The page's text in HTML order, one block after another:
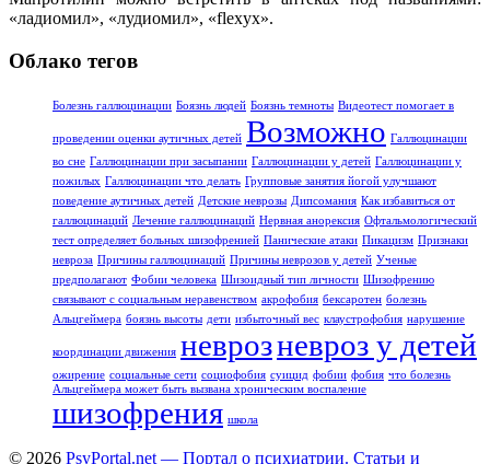
«ладиомил», «лудиомил», «flexух».
Облако тегов
Болезнь галлюцинации Боязнь людей Боязнь темноты Видеотест помогает в
проведении оценки аутичных детей Возможно Галлюцинации
во сне Галлюцинации при засыпании Галлюцинации у детей Галлюцинации у
пожилых Галлюцинации что делать Групповые занятия йогой улучшают
поведение аутичных детей Детские неврозы Дипсомания Как избавиться от
галлюцинаций Лечение галлюцинаций Нервная анорексия Офтальмологический
тест определяет больных шизофренией Панические атаки Пикацизм Признаки
невроза Причины галлюцинаций Причины неврозов у детей Ученые
предполагают Фобии человека Шизоидный тип личности Шизофрению
связывают с социальным неравенством акрофобия бексаротен болезнь
Альцгеймера боязнь высоты дети избыточный вес клаустрофобия нарушение
координации движения неврозневроз у детей
ожирение социальные сети социофобия суицид фобии фобия что болезнь
Альцгеймера может быть вызвана хроническим воспаление
шизофрения школа
© 2026 PsyPortal.net — Портал о психиатрии. Статьи и